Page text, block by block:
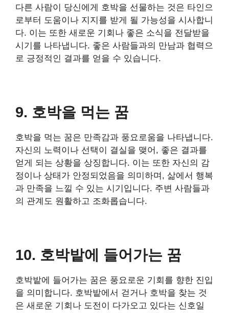
다른 사람이 당신에게 호박을 선물하는 것은 타인으
로부터 도움이나 지지를 받게 될 가능성을 시사합니
다. 이는 또한 새로운 기회나 좋은 소식을 전달받을
시기를 나타냅니다. 좋은 사람들과의 만남과 협력으
로 긍정적인 결과를 얻을 수 있습니다.
9. 호박을 먹는 꿈
호박을 먹는 꿈은 만족감과 풍요로움을 나타냅니다.
자신의 노력이나 선택이 결실을 맺어, 좋은 결과를
얻게 되는 상황을 상징합니다. 이는 또한 자신의 감
정이나 상태가 안정되었음을 의미하며, 삶에서 행복
과 만족을 느낄 수 있는 시기입니다. 주변 사람들과
의 관계도 원활하고 조화롭습니다.
10. 호박밭에 들어가는 꿈
호박밭에 들어가는 꿈은 풍요로운 기회를 향한 진입
을 의미합니다. 호박밭에서 걷거나 호박을 찾는 것
은 새로운 기회나 도전이 다가오고 있다는 신호일